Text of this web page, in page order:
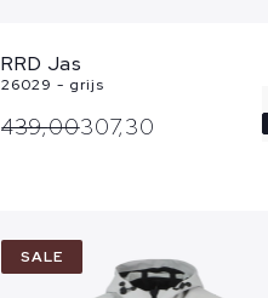
RRD Jas
26029 - grijs
439,00307,30
SALE